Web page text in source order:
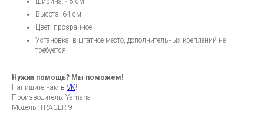
Высота: 64 см
Цвет: прозрачное
Установка: в штатное место, дополнительных креплений не
требуется
Нужна помощь? Мы поможем!
Напишите нам в VK!
Производитель: Yamaha
Модель: TRACER-9